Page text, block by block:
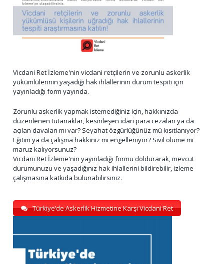
Vicdani Ret İzleme'nin vicdani retçilerin ve zorunlu askerlik
yükümlülerinin yaşadığı hak ihlallerinin durum tespiti için
yayınladığı form yayında.
Zorunlu askerlik yapmak istemediğiniz için, hakkınızda
düzenlenen tutanaklar, kesinleşen idari para cezaları ya da
açılan davaları mı var? Seyahat özgürlüğünüz mü kısıtlanıyor?
Eğitim ya da çalışma hakkınız mı engelleniyor? Sivil ölüme mi
maruz kalıyorsunuz?
Vicdani Ret İzleme'nin yayınladığı formu doldurarak, mevcut
durumunuzu ve yaşadığınız hak ihlallerini bildirebilir, izleme
çalışmasına katkıda bulunabilirsiniz.
Türkiye’de Askerlik Hizmetine Karşı Vicdani Ret